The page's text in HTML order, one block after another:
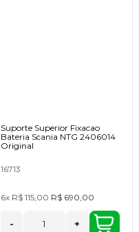
Suporte Superior Fixacao
Bateria Scania NTG 2406014
Original
16713
6x R$ 115,00 R$ 690,00
- +